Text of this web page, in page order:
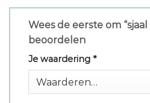
Wees de eerste om
beoordelen
Je waardering *